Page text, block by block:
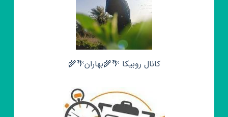
کانال روبیکا 🌴🌾بهاران🌴🌾